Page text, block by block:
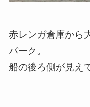
赤レンガ倉庫から
パーク。
船の後ろ側が見え